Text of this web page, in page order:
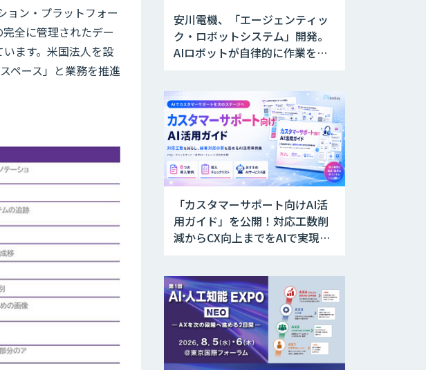
ョン・プラットフォー
全に管理されたデー
ます。米国法人を設
ペース」と業務を推進
安川電機、「エージェンティッ
ク・ロボットシステム」開発。
AIロボットが自律的に作業を実
「カスタマーサポート向けAI活
用ガイド」を公開！対応工数削
減からCX向上までをAIで実現す